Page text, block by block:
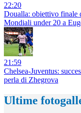
22:20
Doualla: obiettivo finale
Mondiali under 20 a
21:59
Chelsea-Juventus:
perla di Zhegrova
Ultime